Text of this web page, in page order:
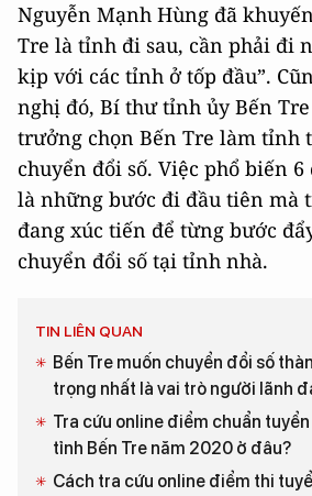
Nguyễn Mạnh Hùng đã
Tre là tỉnh đi sau, cần phải đi
kịp với các tỉnh ở tốp đầu”.
nghị đó, Bí thư tỉnh ủy Bến
trưởng chọn Bến Tre làm tỉnh
chuyển đổi số. Việc phổ biến
là những bước đi đầu tiên mà
đang xúc tiến để từng bước
chuyển đổi số tại tỉnh nhà.
TIN LIÊN QUAN
Bến Tre muốn chuyển đổi số
trọng nhất là vai trò người lãnh
Tra cứu online điểm chuẩn
tỉnh Bến Tre năm 2020 ở đâu?
Cách tra cứu online điểm thi